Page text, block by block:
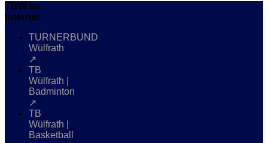
TBW im
Internet
TURNERBUND
Wülfrath
↗
TB
Wülfrath |
Badminton
↗
TB
Wülfrath |
Basketball